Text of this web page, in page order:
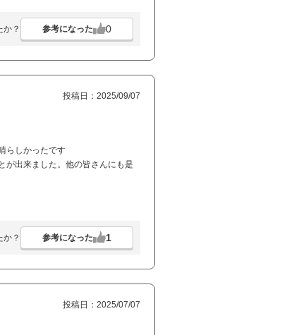
か？ 参考になった 0
投稿日：2025/09/07
らしかったです
が出来ました。他の皆さんにも是
か？ 参考になった 1
投稿日：2025/07/07